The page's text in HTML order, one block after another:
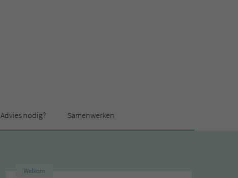
Advies nodig? Samenwerken
Welkom